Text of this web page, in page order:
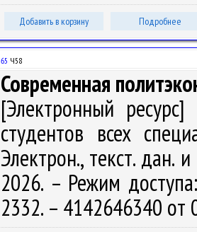
Добавить в корзину Подробнее
65 Ч58
Современная
[Электронный
студентов всех
Электрон., текст. дан.
2026. – Режим
2332. – 4142646340 от